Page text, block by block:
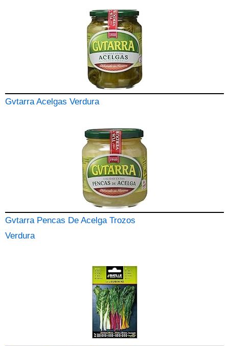
Gvtarra Acelgas Verdura
Gvtarra Pencas De Acelga Trozos
Verdura